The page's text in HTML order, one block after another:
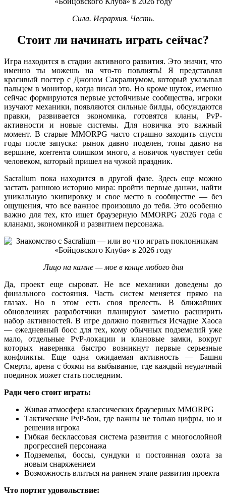
Сила. Иерархия. Честь.
Стоит ли начинать играть сейчас?
Игра находится в стадии активного развития. Это значит, что
именно ты можешь на что-то повлиять! Я представлял
красивый постер с Джоном Сакралиумом, который указывал
пальцем в монитор, когда писал это. Но кроме шуток, именно
сейчас формируются первые устойчивые сообщества, игроки
изучают механики, появляются сильные билды, обсуждаются
правки, развивается экономика, готовятся кланы, PvP-
активности и новые системы. Для новичка это важный
момент. В старые MMORPG часто страшно заходить спустя
годы после запуска: рынок давно поделен, топы давно на
вершине, контента слишком много, а новичок чувствует себя
человеком, который пришел на чужой праздник.
Sacralium пока находится в другой фазе. Здесь еще можно
застать раннюю историю мира: пройти первые данжи, найти
уникальную экипировку и свое место в сообществе — без
ощущения, что все важное произошло до тебя. Это особенно
важно для тех, кто ищет браузерную MMORPG 2026 года с
кланами, экономикой и развитием персонажа.
Лицо на камне — мое в конце любого дня
Да, проект еще сыроват. Не все механики доведены до
финального состояния. Часть систем меняется прямо на
глазах. Но в этом есть своя прелесть. В ближайших
обновлениях разработчики планируют заметно расширить
набор активностей. В игре должно появиться Исчадие Хаоса
— ежедневный босс для тех, кому обычных подземелий уже
мало, отдельные PvP-локации и клановые замки, вокруг
которых наверняка быстро возникнут первые серьезные
конфликты. Еще одна ожидаемая активность — Башня
Смерти, арена с боями на выбывание, где каждый неудачный
поединок может стать последним.
Ради чего стоит играть:
Живая атмосфера классических браузерных MMORPG
Тактические PvP-бои, где важны не только цифры, но и
решения игрока
Гибкая бесклассовая система развития с многослойной
прогрессией персонажа
Подземелья, боссы, сундуки и постоянная охота за
новым снаряжением
Возможность влиться на раннем этапе развития проекта
Что портит удовольствие: